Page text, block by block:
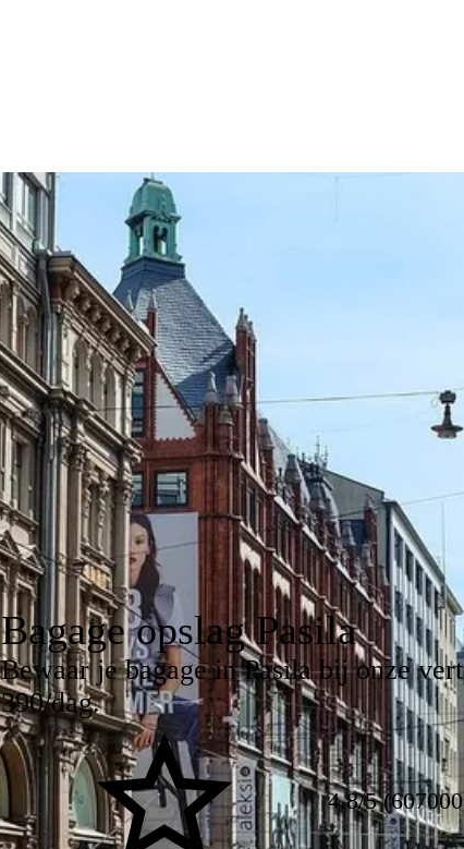
Bagage opslag Pasila
Bewaar je bagage in Pasila bij onze
390/dag.
4.8/5